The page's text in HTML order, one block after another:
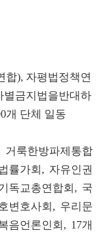
합), 자평법정책연
별금지법을반대하
개 단체 일동
거룩한방파제통합
률가회, 자유인권
독교총연합회, 국
변호사회, 우리문
음언론인회, 17개